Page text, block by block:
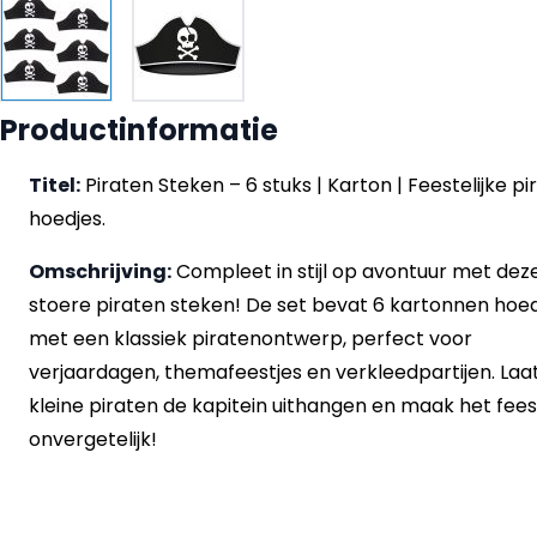
Productinformatie
Titel: Piraten Steken – 6 stuks | Karton | Feestelijke
hoedjes.
Omschrijving:Compleet in stijl op avontuur met
stoere piraten steken! De set bevat 6 kartonnen
met een klassiek piratenontwerp, perfect voor
verjaardagen, themafeestjes en verkleedpartijen.
kleine piraten de kapitein uithangen en maak het
onvergetelijk!